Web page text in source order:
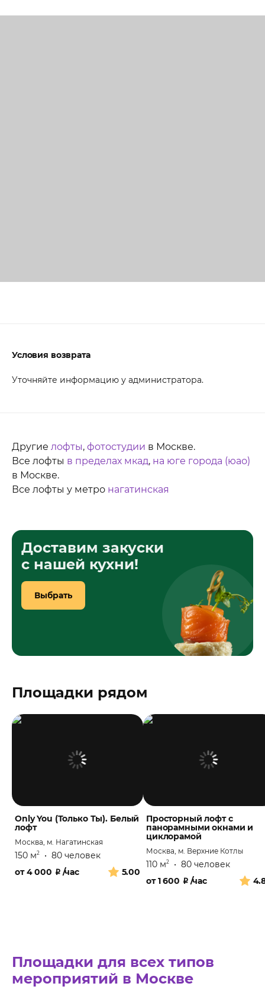
Условия возврата
Уточняйте информацию у администратора.
Другие лофты, фотостудии в Москве.
Все лофты в пределах мкад, на юге города (юао)
в Москве.
Все лофты у метро нагатинская
Доставим закуски
с нашей кухни!
Выбрать
Площадки рядом
Only You (Только Ты). Белый
лофт
Москва, м. Нагатинская
150 м2 • 80 человек
5.00
от4 000 ₽ /час
Просторный лофт с
панорамными окнами и
циклорамой
Москва, м. Верхние Котлы
110 м2 • 80 человек
от1 600 ₽ /час
Площадки для всех типов
мероприятий в Москве